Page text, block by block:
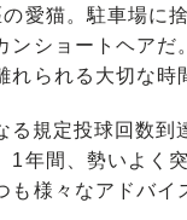
愛猫。駐車場に
ンショートヘア
られる大切な時
規定投球回数到
1年間、勢いよく
も様々なアドバ